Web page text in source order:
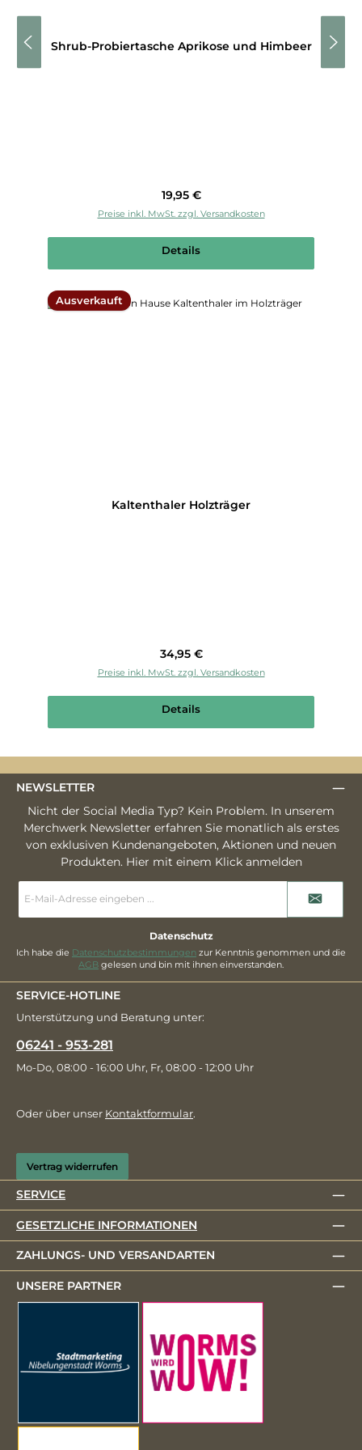
Shrub-Probiertasche Aprikose und Himbeer
Regulärer Preis:
19,95 €
Preise inkl. MwSt. zzgl. Versandkosten
Details
Ausverkauft
Kaltenthaler Holzträger
Regulärer Preis:
34,95 €
Preise inkl. MwSt. zzgl. Versandkosten
Details
NEWSLETTER
Nicht der Social Media Typ? Kein Problem. In unserem
Merchwerk Newsletter erfahren Sie monatlich als erstes
von exklusiven Kundenangeboten, Aktionen und neuen
Produkten. Hier mit einem Klick anmelden
Mail-
*
Datenschutz
Ich habe die Datenschutzbestimmungen zur Kenntnis genommen und die
AGB gelesen und bin mit ihnen einverstanden.
SERVICE-HOTLINE
Unterstützung und Beratung unter:
06241 - 953-281
Mo-Do, 08:00 - 16:00 Uhr, Fr, 08:00 - 12:00 Uhr
Oder über unser Kontaktformular.
Vertrag widerrufen
SERVICE
GESETZLICHE INFORMATIONEN
ZAHLUNGS- UND VERSANDARTEN
UNSERE PARTNER